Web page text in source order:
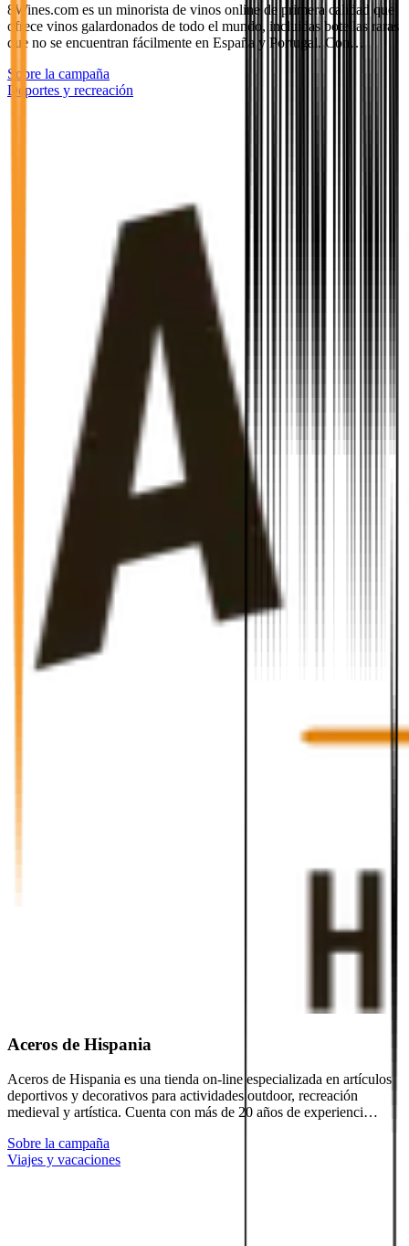
8Wines.com es un minorista de vinos online de primera calidad que
ofrece vinos galardonados de todo el mundo, incluidas botellas raras
que no se encuentran fácilmente en España y Portugal. Con…
Sobre la campaña
Deportes y recreación
Aceros de Hispania
Aceros de Hispania es una tienda on‑line especializada en artículos
deportivos y decorativos para actividades outdoor, recreación
medieval y artística. Cuenta con más de 20 años de experienci…
Sobre la campaña
Viajes y vacaciones